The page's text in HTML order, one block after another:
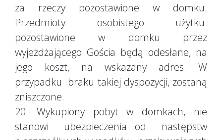
za rzeczy pozostawione w domku.
Przedmioty osobistego użytku
pozostawione w domku przez
wyjeżdżającego Gościa będą odesłane, na
jego koszt, na wskazany adres. W
przypadku braku takiej dyspozycji, zostaną
zniszczone.
20. Wykupiony pobyt w domkach, nie
stanowi ubezpieczenia od następstw